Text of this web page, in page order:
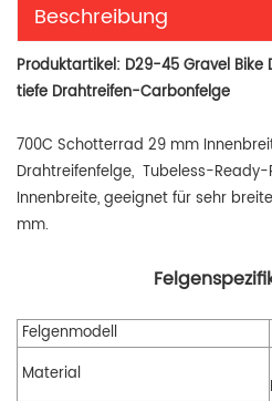
Beschreibung
Produktartikel: D29-45 Gravel
tiefe Drahtreifen-Carbonfelge
700C Schotterrad 29 mm
Drahtreifenfelge, Tubeless-
Innenbreite, geeignet für sehr
mm.
Felgenmodell
Material